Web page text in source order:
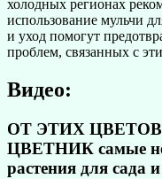
холодных регионах
использование мульчи
и уход помогут
проблем, связанных с
Видео:
ОТ ЭТИХ
ЦВЕТНИК самые
растения для сада